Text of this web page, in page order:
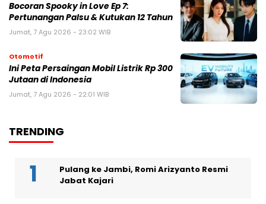
Bocoran Spooky in Love Ep 7:
Pertunangan Palsu & Kutukan 12 Tahun
Jumat, 7 Agu 2026 - 23:02 WIB
Otomotif
Ini Peta Persaingan Mobil Listrik Rp 300
Jutaan di Indonesia
Jumat, 7 Agu 2026 - 22:01 WIB
TRENDING
Pulang ke Jambi, Romi Arizyanto Resmi
Jabat Kajari